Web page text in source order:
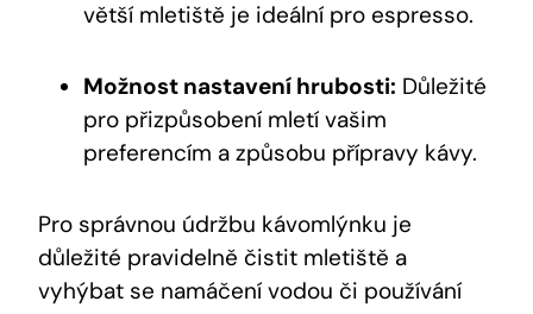
větší mletiště je ideální pro espresso.
Možnost nastavení hrubosti: Důležité
pro přizpůsobení mletí vašim
preferencím a způsobu přípravy kávy.
Pro správnou údržbu kávomlýnku je
důležité pravidelně čistit mletiště a
vyhýbat se namáčení vodou či používání